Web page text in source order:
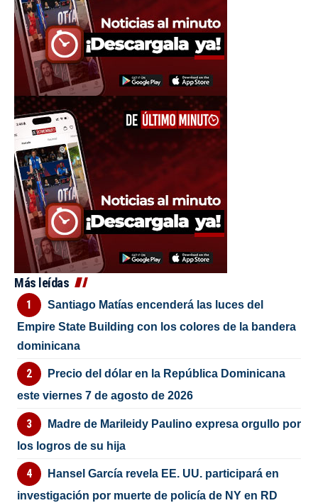
Más leídas
Santiago Matías encenderá las luces del
Empire State Building con los colores de la bandera
dominicana
Precio del dólar en la República Dominicana
este viernes 7 de agosto de 2026
Madre de Marileidy Paulino expresa orgullo por
los logros de su hija
Hansel García revela EE. UU. participará en
investigación por muerte de policía de NY en RD